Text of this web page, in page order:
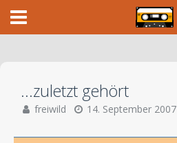
...zuletzt gehört
freiwild 14. September 2007